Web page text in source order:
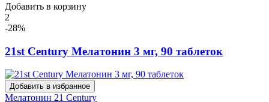
Добавить в корзину
2
-28%
21st Century Мелатонин 3 мг, 90 таблеток
Добавить в избранное
Мелатонин 21 Century